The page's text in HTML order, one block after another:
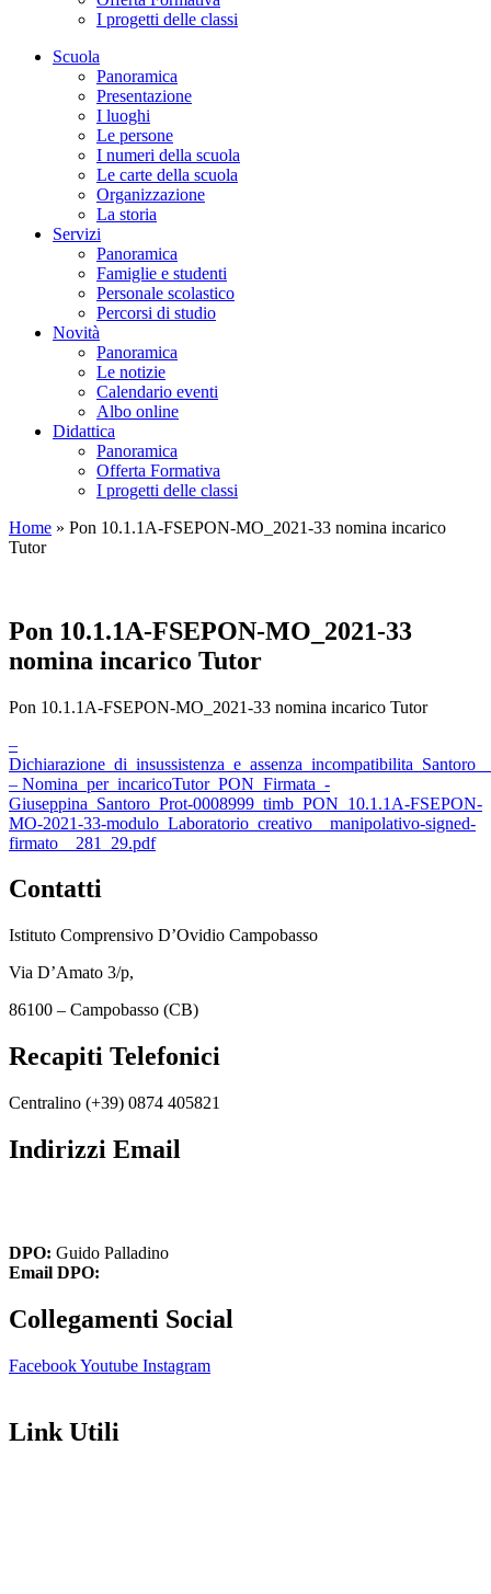
I progetti delle classi
Scuola
Panoramica
Presentazione
I luoghi
Le persone
I numeri della scuola
Le carte della scuola
Organizzazione
La storia
Servizi
Panoramica
Famiglie e studenti
Personale scolastico
Percorsi di studio
Novità
Panoramica
Le notizie
Calendario eventi
Albo online
Didattica
Panoramica
Offerta Formativa
I progetti delle classi
Home » Pon 10.1.1A-FSEPON-MO_2021-33 nomina incarico
Tutor
Pon 10.1.1A-FSEPON-MO_2021-33
nomina incarico Tutor
Pon 10.1.1A-FSEPON-MO_2021-33 nomina incarico Tutor
–
– Nomina_per_incaricoTutor_PON_Firmata_-
Giuseppina_Santoro_Prot-0008999_timb_PON_10.1.1A-FSEPON-
MO-2021-33-modulo_Laboratorio_creativo__manipolativo-signed-
firmato__281_29.pdf
Contatti
Istituto Comprensivo D’Ovidio Campobasso
Via D’Amato 3/p,
86100 – Campobasso (CB)
Recapiti Telefonici
Centralino (+39) 0874 405821
Indirizzi Email
DPO: Guido Palladino
Email DPO:
Collegamenti Social
FacebookYoutube Instagram
Link Utili